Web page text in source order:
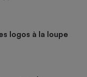
logos à la loupe